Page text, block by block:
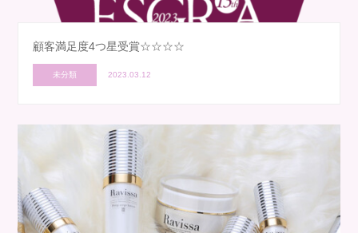
顧客満足度4つ星受賞☆☆☆☆
未分類 2023.03.12